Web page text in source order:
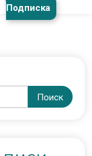
Подписка
Поиск